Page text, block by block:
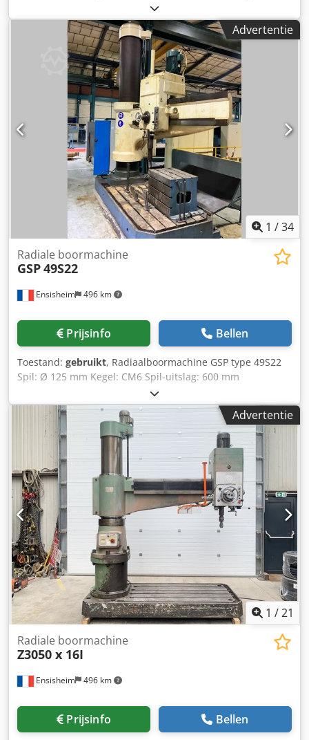
Spindeluitvoer: 400 mm Toerental: van 18 tot 2000 tpm
Tafelafmetingen: 1800 x 1000 mm Armverplaatsing: 1250
mm Automatische neergang Automatisch omhoog volgens
0-instelling Max. afstand spindelneus/tafel: 1500 mm Min.
afstand spindelneus/tafel: 800 mm Kolomdiameter: Ø 315
mm Boor-/tapfunctie Crodpozmx Absfx Angof 360° rotatie
Mogelijkheid voor sensorgestuurd boren Automatische
versnellingsbak Smering Hydraulische vergrendeling
Spanning: 380 V Afmetingen (L x B x H): 2900 x 1100 x 3060
mm Gewicht: ca. 5 ton
Advertentie
1 /34
Ensisheim 496 km
Radiale boormachine
GSP49S22
Prijsinfo Bellen
Toestand: gebruikt, Radiaalboormachine GSP type 49S22
Spil: Ø 125 mm Kegel: CM6 Spil-uitslag: 600 mm
Spilsnelheid: van 17 tot 1050 tpm Armslag: 1800 mm
Maximale kolomverplaatsing: 1800 mm Kolomdiameter: Ø
600 mm Totale kolomhoogte: 3000 mm Spilvermogens: 11
kW Boor-/tapfunctie Mechanische vergrendeling van de
kolom Hydraulische vergrendeling van de slede
Automatische spilaftasting Geleverd met één opzetblok
Blokafmetingen: L 800 x B 560 x H 600 mm
Tafelafmetingen: L 3300 x B 1400 x H 320 mm Crodpfozmxz
Dex Angef Spanning: 380 V Gewicht: 12 ton
Advertentie
1 /21
Ensisheim 496 km
Radiale boormachine
Z3050 x 16I
Prijsinfo Bellen